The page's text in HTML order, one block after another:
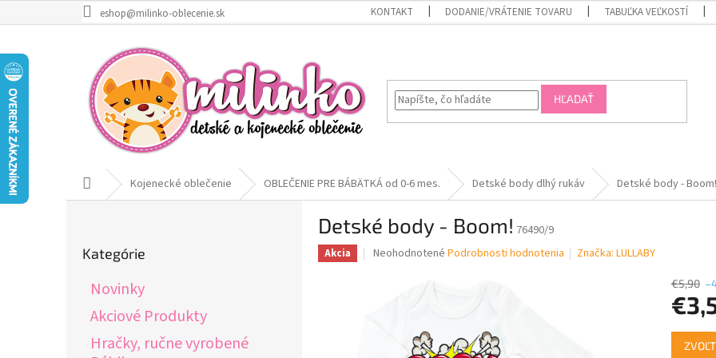
na
eshop@milinko-oblecenie.sk KONTAKT DODANIE/VRÁTENIE TOVARU TABUĽKA VEĽKOSTÍ
HĽADAŤ
DomovKojenecké oblečenie OBLEČENIE PRE BÁBÄTKÁ od 0-6 mes. Detské body dlhý rukáv Detské body - Boom!
kategórie
Kategórie
Novinky
Akciové Produkty
Hračky, ručne vyrobené
Detské body - Boom! 76490/9
Akcia
Priemerné
Neohodnotené Podrobnosti hodnotenia Značka:LULLABY
€5,90
cena: